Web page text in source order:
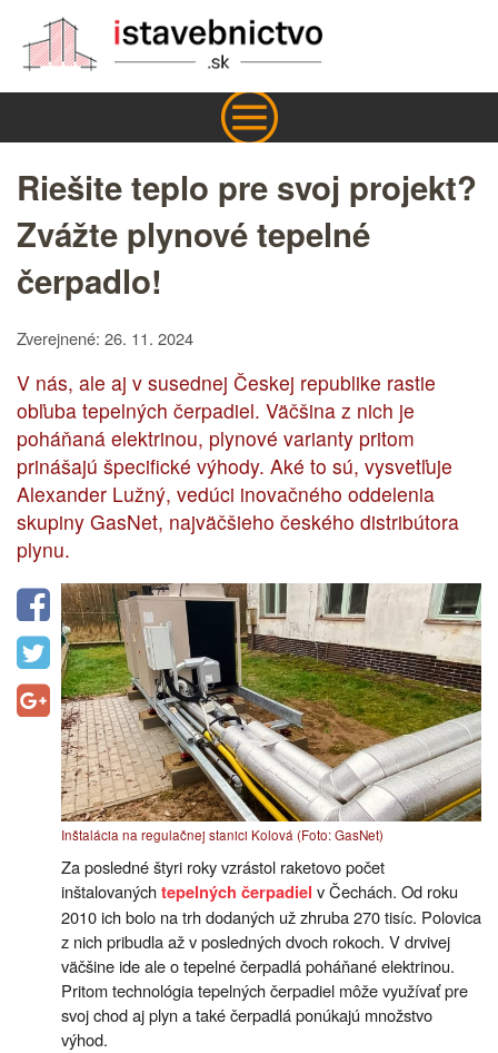
Riešite teplo pre svoj projekt?
Zvážte plynové tepelné
čerpadlo!
Zverejnené: 26. 11. 2024
V nás, ale aj v susednej Českej republike rastie
obľuba tepelných čerpadiel. Väčšina z nich je
poháňaná elektrinou, plynové varianty pritom
prinášajú špecifické výhody. Aké to sú, vysvetľuje
Alexander Lužný, vedúci inovačného oddelenia
skupiny GasNet, najväčšieho českého distribútora
plynu.
Inštalácia na regulačnej stanici Kolová (Foto: GasNet)
Za posledné štyri roky vzrástol raketovo počet
inštalovanýchtepelných čerpadiel v Čechách. Od roku
2010 ich bolo na trh dodaných už zhruba 270 tisíc. Polovica
z nich pribudla až v posledných dvoch rokoch. V drvivej
väčšine ide ale o tepelné čerpadlá poháňané elektrinou.
Pritom technológia tepelných čerpadiel môže využívať pre
svoj chod aj plyn a také čerpadlá ponúkajú množstvo
výhod.